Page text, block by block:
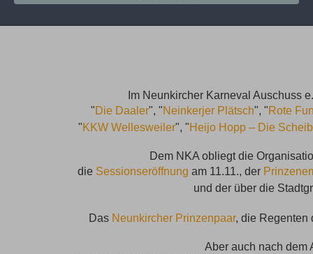
Im Neunkircher Karneval Auschuss
"Die Daaler", "Neinkerjer Plätsch", "Rote
"KKW Wellesweiler", "Heijo Hopp – Die Scheib
Dem NKA obliegt die
die Sessionseröffnung am 11.11., der
und der über die
Das Neunkircher Prinzenpaar, die Regenten
Aber auch nach dem